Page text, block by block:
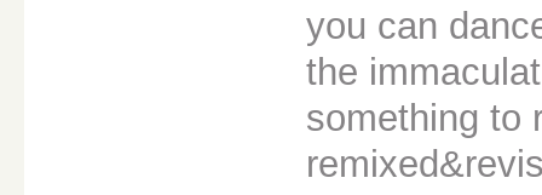
you can
the
something to